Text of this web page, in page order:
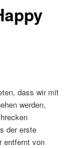
dass wir mit
werden,
der erste
entfernt von